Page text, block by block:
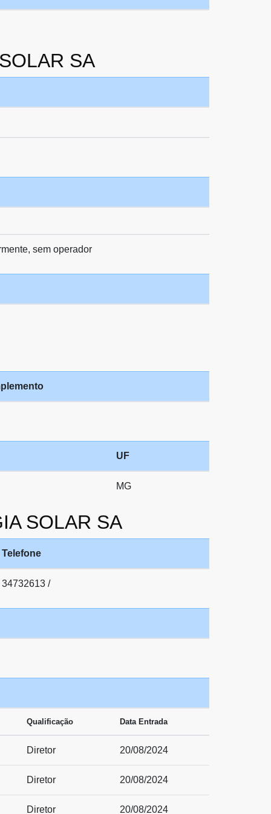
SA
sem operador
UF
MG
SOLAR SA
Telefone
34732613 /
Qualificação Data Entrada
Diretor 20/08/2024
Diretor 20/08/2024
Diretor 20/08/2024